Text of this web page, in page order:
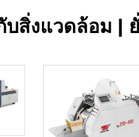
สิ่งแวดล้อม |